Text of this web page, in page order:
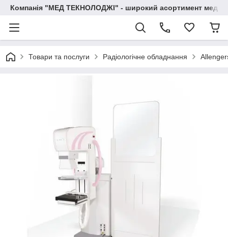
Компанія "МЕД ТЕКНОЛОДЖІ" - широкий асортимент
Товари та послуги Радіологічне обладнання